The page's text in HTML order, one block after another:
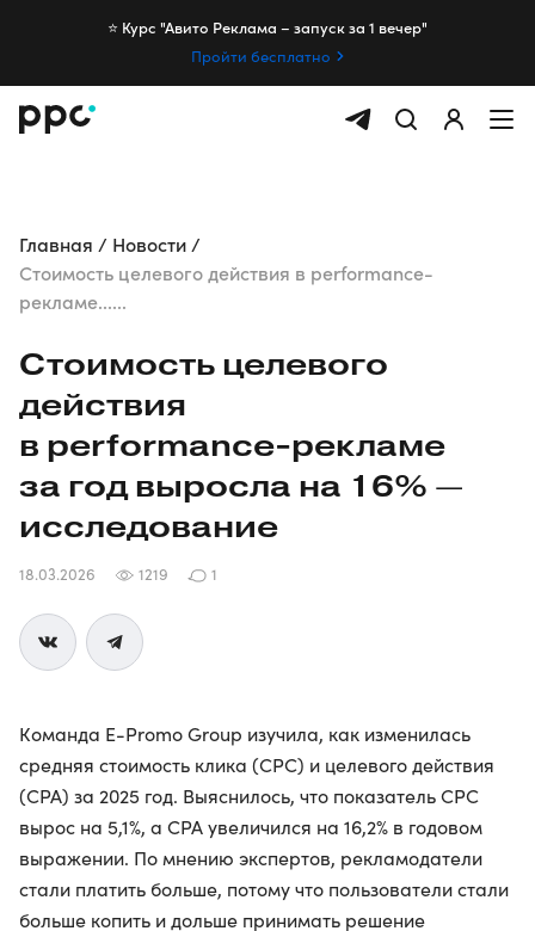
⭐️ Курс "Авито Реклама – запуск за 1 вечер"
Пройти бесплатно
Главная
Новости
Стоимость целевого действия в performance-
рекламе......
Стоимость целевого
действия
в performance-рекламе
за год выросла на 16% —
исследование
18.03.2026 1219 1
Команда E-Promo Group изучила, как изменилась
средняя стоимость клика (CPC) и целевого действия
(CPA) за 2025 год. Выяснилось, что показатель CPC
вырос на 5,1%, а CPA увеличился на 16,2% в годовом
выражении. По мнению экспертов, рекламодатели
стали платить больше, потому что пользователи стали
больше копить и дольше принимать решение